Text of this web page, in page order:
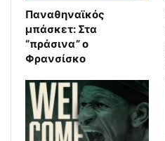
Παναθηναϊκός
μπάσκετ: Στα
“πράσινα” ο
Φρανσίσκο